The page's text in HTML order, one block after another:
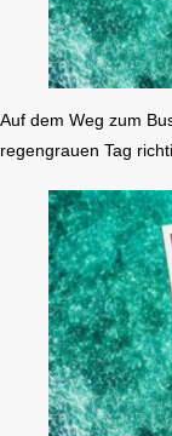
Auf dem Weg zum
regengrauen Tag